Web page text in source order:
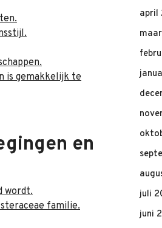
is gemakkelijk te
en
wordt.
familie.
april
juli
juni